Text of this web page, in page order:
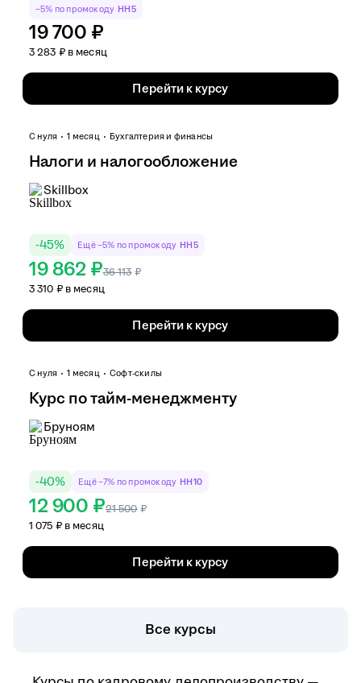
−5% по промокоду HH5
19 700 ₽
3 283 ₽ в месяц
Перейти к курсу
С нуля 1 месяц Бухгалтерия и финансы
Налоги и налогообложение
Skillbox
-45% Ещё −5% по промокоду HH5
19 862 ₽36 113 ₽
3 310 ₽ в месяц
Перейти к курсу
С нуля 1 месяц Софт-скилы
Курс по тайм-менеджменту
Бруноям
-40% Ещё −7% по промокоду HH10
12 900 ₽21 500 ₽
1 075 ₽ в месяц
Перейти к курсу
Все курсы